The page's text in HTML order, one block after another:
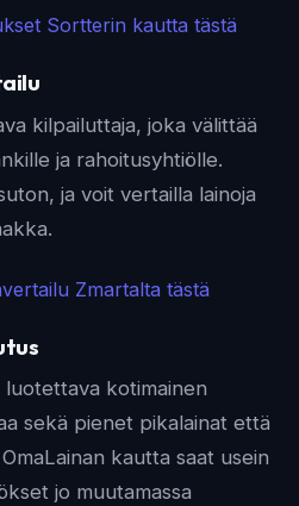
Sortterin kautta tästä
kilpailuttaja, joka välittää
ja rahoitusyhtiölle.
ja voit vertailla lainoja
Zmartalta tästä
luotettava kotimainen
sekä pienet pikalainat että
kautta saat usein
jo muutamassa